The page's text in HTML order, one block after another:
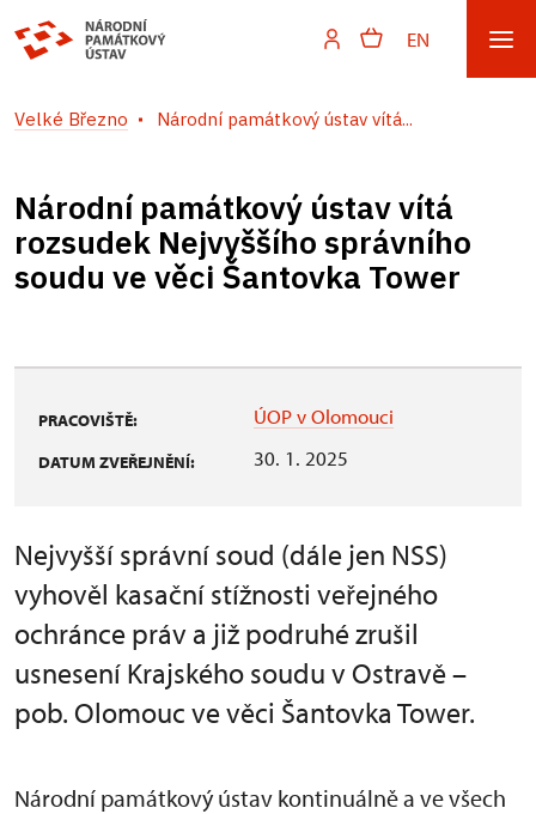
EN
Velké Březno Národní památkový ústav vítá...
Národní památkový ústav vítá
rozsudek Nejvyššího správního
soudu ve věci Šantovka Tower
PRACOVIŠTĚ: ÚOP v Olomouci
DATUM ZVEŘEJNĚNÍ: 30. 1. 2025
Nejvyšší správní soud (dále jen NSS)
vyhověl kasační stížnosti veřejného
ochránce práv a již podruhé zrušil
usnesení Krajského soudu v Ostravě –
pob. Olomouc ve věci Šantovka Tower.
Národní památkový ústav kontinuálně a ve všech